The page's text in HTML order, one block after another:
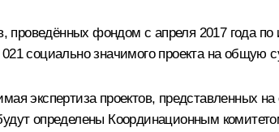
проведённых фондом с апреля 2017 года
социально значимого проекта на
экспертиза проектов, представленных на
определены Координационным